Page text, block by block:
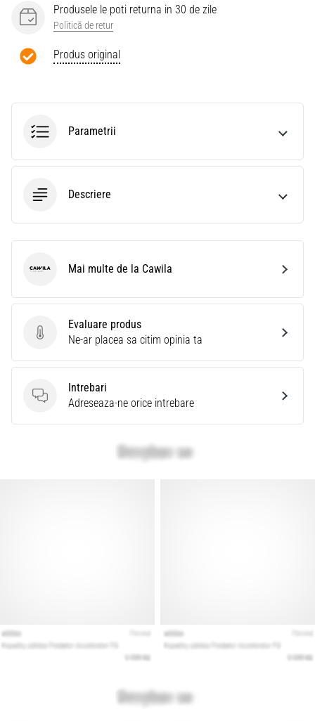
Produsele le poti returna in 30 de zile
Politică de retur
Produs original
Parametrii
Descriere
Evaluare produs
Evaluare produs
Ne-ar placea sa citim opinia ta
Intrebari
Intrebari
Adreseaza-ne orice intrebare
Cawila Mai multe de la Cawila